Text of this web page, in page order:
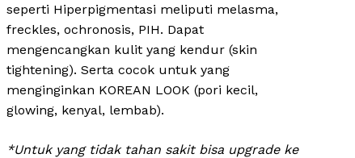
seperti Hiperpigmentasi meliputi melasma,
freckles, ochronosis, PIH. Dapat
mengencangkan kulit yang kendur (skin
tightening). Serta cocok untuk yang
menginginkan KOREAN LOOK (pori kecil,
glowing, kenyal, lembab).
*Untuk yang tidak tahan sakit bisa upgrade ke